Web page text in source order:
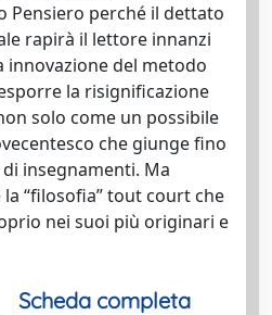
Pensiero perché il dettato
rapirà il lettore innanzi
del metodo
la risignificazione
solo come un possibile
che giunge fino
insegnamenti. Ma
“filosofia” tout court che
nei suoi più originari e
Scheda completa